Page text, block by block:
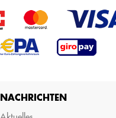
NACHRICHTEN